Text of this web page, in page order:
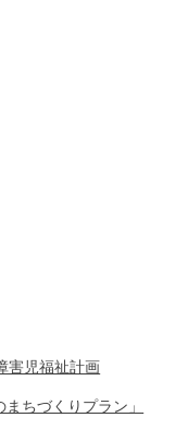
害児福祉計画
ちづくりプラン」